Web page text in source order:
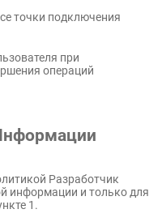
точки подключения
при
операций
Разработчик
информации и только для
1.